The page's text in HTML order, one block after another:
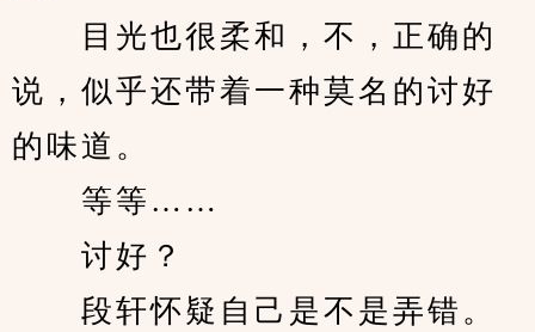
目光也很柔和，不，正确的
说，似乎还带着一种莫名的讨好
的味道。
等等……
讨好？
段轩怀疑自己是不是弄错。